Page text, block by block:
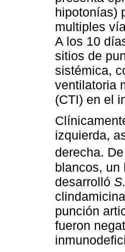
hipotonías)
multiples
A los 10
sitios de
sistémica,
ventilatoria
(CTI) en el
izquierda,
derecha.
blancos, un
desarrolló
punción
fueron